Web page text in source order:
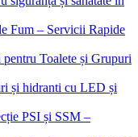
Fum – Servicii Rapide
Toalete și Grupuri
și hidranti cu LED și
PSI și SSM –